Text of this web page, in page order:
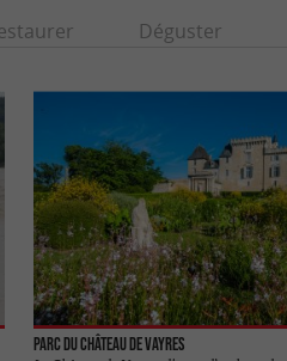
Déguster
Parc du Château de Vayres